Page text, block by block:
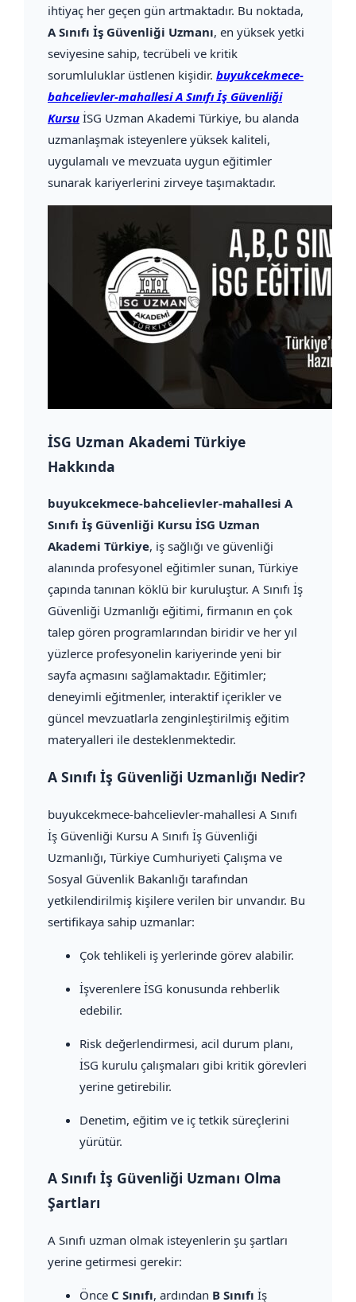
ihtiyaç her geçen gün artmaktadır. Bu noktada,
A Sınıfı İş Güvenliği Uzmanı, en yüksek yetki
seviyesine sahip, tecrübeli ve kritik
sorumluluklar üstlenen kişidir. buyukcekmece-
bahcelievler-mahallesi A Sınıfı İş Güvenliği
Kursu İSG Uzman Akademi Türkiye, bu alanda
uzmanlaşmak isteyenlere yüksek kaliteli,
uygulamalı ve mevzuata uygun eğitimler
sunarak kariyerlerini zirveye taşımaktadır.
İSG Uzman Akademi Türkiye
Hakkında
buyukcekmece-bahcelievler-mahallesi A
Sınıfı İş Güvenliği Kursu İSG Uzman
Akademi Türkiye, iş sağlığı ve güvenliği
alanında profesyonel eğitimler sunan, Türkiye
çapında tanınan köklü bir kuruluştur. A Sınıfı İş
Güvenliği Uzmanlığı eğitimi, firmanın en çok
talep gören programlarından biridir ve her yıl
yüzlerce profesyonelin kariyerinde yeni bir
sayfa açmasını sağlamaktadır. Eğitimler;
deneyimli eğitmenler, interaktif içerikler ve
güncel mevzuatlarla zenginleştirilmiş eğitim
materyalleri ile desteklenmektedir.
A Sınıfı İş Güvenliği Uzmanlığı Nedir?
buyukcekmece-bahcelievler-mahallesi A Sınıfı
İş Güvenliği Kursu A Sınıfı İş Güvenliği
Uzmanlığı, Türkiye Cumhuriyeti Çalışma ve
Sosyal Güvenlik Bakanlığı tarafından
yetkilendirilmiş kişilere verilen bir unvandır. Bu
sertifikaya sahip uzmanlar:
Çok tehlikeli iş yerlerinde görev alabilir.
İşverenlere İSG konusunda rehberlik
edebilir.
Risk değerlendirmesi, acil durum planı,
İSG kurulu çalışmaları gibi kritik görevleri
yerine getirebilir.
Denetim, eğitim ve iç tetkik süreçlerini
yürütür.
A Sınıfı İş Güvenliği Uzmanı Olma
Şartları
A Sınıfı uzman olmak isteyenlerin şu şartları
yerine getirmesi gerekir:
Önce C Sınıfı, ardından B Sınıfı İş